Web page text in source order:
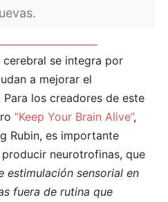
se integra por
a mejorar el
los creadores de este
”Keep Your Brain Alive”,
Rubin, es importante
neurotrofinas, que
estimulación sensorial en
fuera de rutina que